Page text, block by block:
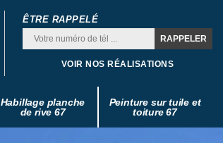
ÊTRE RAPPELÉ
VOIR NOS RÉALISATIONS
Habillage planche
de rive 67
Peinture sur tuile et
toiture 67